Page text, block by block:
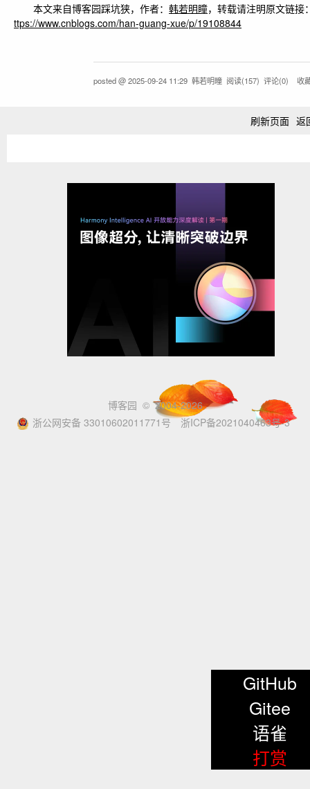
GitHub
Gitee
语雀
打赏
本文来自博客园踩坑狭，作者： 韩若明瞳，转载请注明原文链接
ttps://www.cnblogs.com/han-guang-xue/p/19108844
posted @2025-09-24 11:29 韩若明瞳阅读(157) 评论(0) 收
刷新页面 返
博客园 © 2004-2026
浙公网安备 33010602011771号
浙ICP备2021040463号-3